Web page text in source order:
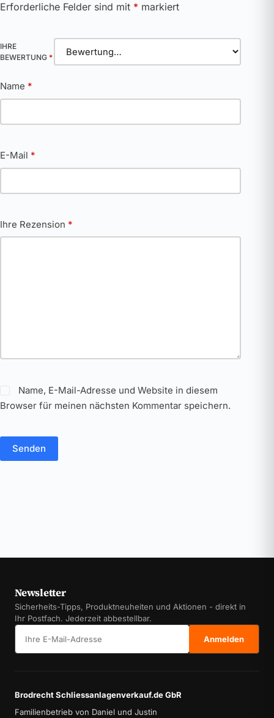
Erforderliche Felder sind mit * markiert
IHRE
BEWERTUNG *
Name *
E-Mail *
Ihre Rezension *
Name, E-Mail-Adresse und Website in diesem
Browser für meinen nächsten Kommentar speichern.
Senden
Newsletter
Sicherheits-Tipps, Produktneuheiten und Aktionen - direkt in
Ihr Postfach. Jederzeit abbestellbar.
Anmelden
Brodrecht Schliessanlagenverkauf.de GbR
Familienbetrieb von Daniel und Justin